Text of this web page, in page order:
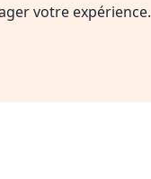
votre expérience.